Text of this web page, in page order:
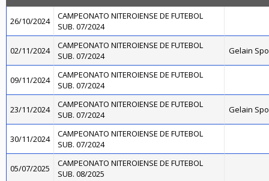
26/10/2024
CAMPEONATO NITEROIENSE DE FUTEBOL
SUB. 07/2024
02/11/2024
CAMPEONATO NITEROIENSE DE FUTEBOL
SUB. 07/2024
Gelain
09/11/2024
CAMPEONATO NITEROIENSE DE FUTEBOL
SUB. 07/2024
23/11/2024
CAMPEONATO NITEROIENSE DE FUTEBOL
SUB. 07/2024
Gelain
30/11/2024
CAMPEONATO NITEROIENSE DE FUTEBOL
SUB. 07/2024
05/07/2025
CAMPEONATO NITEROIENSE DE FUTEBOL
SUB. 08/2025